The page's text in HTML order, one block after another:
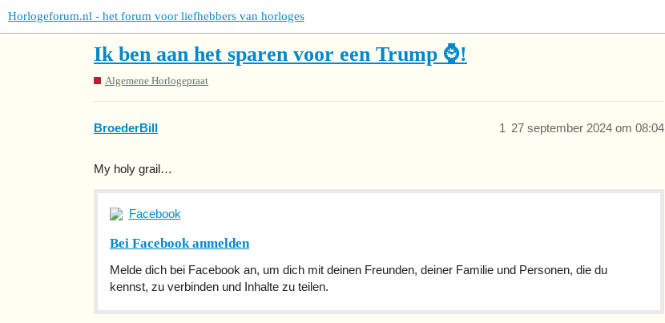
Horlogeforum.nl - het forum voor liefhebbers van horloges
Ik ben aan het sparen voor een Trump ⌚!
Algemene Horlogepraat
BroederBill 27 september 2024 om 08:04
1
My holy grail…
Facebook
Bei Facebook anmelden
Melde dich bei Facebook an, um dich mit deinen Freunden, deiner Familie und Personen, die du
kennst, zu verbinden und Inhalte zu teilen.